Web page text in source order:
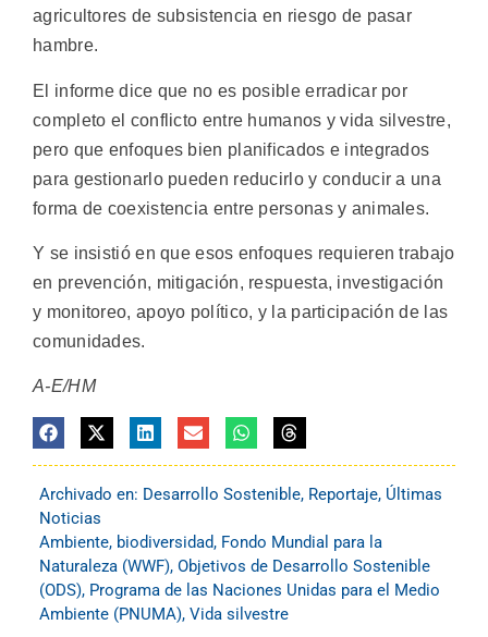
agricultores de subsistencia en riesgo de pasar
hambre.
El informe dice que no es posible erradicar por
completo el conflicto entre humanos y vida silvestre,
pero que enfoques bien planificados e integrados
para gestionarlo pueden reducirlo y conducir a una
forma de coexistencia entre personas y animales.
Y se insistió en que esos enfoques requieren trabajo
en prevención, mitigación, respuesta, investigación
y monitoreo, apoyo político, y la participación de las
comunidades.
A-E/HM
Archivado en: Desarrollo Sostenible, Reportaje, Últimas
Noticias
Ambiente, biodiversidad, Fondo Mundial para la
Naturaleza (WWF), Objetivos de Desarrollo Sostenible
(ODS), Programa de las Naciones Unidas para el Medio
Ambiente (PNUMA), Vida silvestre